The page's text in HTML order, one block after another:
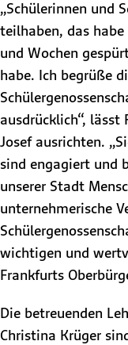
„Schülerinnen und
teilhaben, das
und Wochen
habe. Ich begrüße
ausdrücklich“,
Josef ausrichten.
sind engagiert und
unserer Stadt
unternehmerische
wichtigen und
Frankfurts
Die betreuenden
Christina Krüger